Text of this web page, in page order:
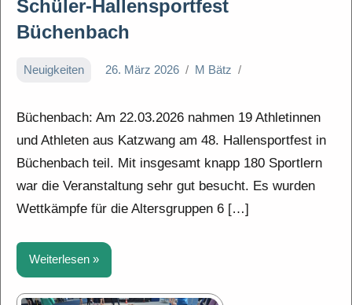
Schüler-Hallensportfest
Büchenbach
Neuigkeiten 26. März 2026 M Bätz
Büchenbach: Am 22.03.2026 nahmen 19 Athletinnen
und Athleten aus Katzwang am 48. Hallensportfest in
Büchenbach teil. Mit insgesamt knapp 180 Sportlern
war die Veranstaltung sehr gut besucht. Es wurden
Wettkämpfe für die Altersgruppen 6 […]
Weiterlesen